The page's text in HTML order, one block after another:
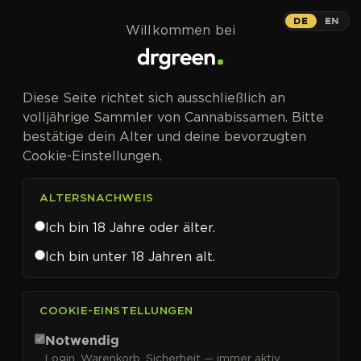
Anesia Seeds
DE EN
Willkommen bei
Diese Seite richtet sich ausschließlich an
volljährige Sammler von Cannabissamen. Bitte
bestätige dein Alter und deine bevorzugten
Cookie-Einstellungen.
ALTERSNACHWEIS
Ich bin 18 Jahre oder älter.
Ich bin unter 18 Jahren alt.
COOKIE-EINSTELLUNGEN
Notwendig
Login, Warenkorb, Sicherheit — immer aktiv.